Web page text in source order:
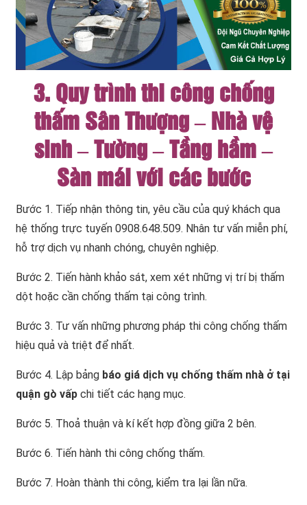
3. Quy trình thi công chống
thấm Sân Thượng – Nhà vệ
sinh – Tường – Tầng hầm –
Sàn mái với các bước
Bước 1. Tiếp nhận thông tin, yêu cầu của quý khách qua
hệ thống trực tuyến 0908.648.509. Nhân tư vấn miễn phí,
hỗ trợ dịch vụ nhanh chóng, chuyên nghiệp.
Bước 2. Tiến hành khảo sát, xem xét những vị trí bị thấm
dột hoặc cần chống thấm tại công trình.
Bước 3. Tư vấn những phương pháp thi công chống thấm
hiệu quả và triệt để nhất.
Bước 4. Lập bảng báo giá dịch vụ chống thấm nhà ở tại
quận gò vấp chi tiết các hạng mục.
Bước 5. Thoả thuận và kí kết hợp đồng giữa 2 bên.
Bước 6. Tiến hành thi công chống thấm.
Bước 7. Hoàn thành thi công, kiểm tra lại lần nữa.